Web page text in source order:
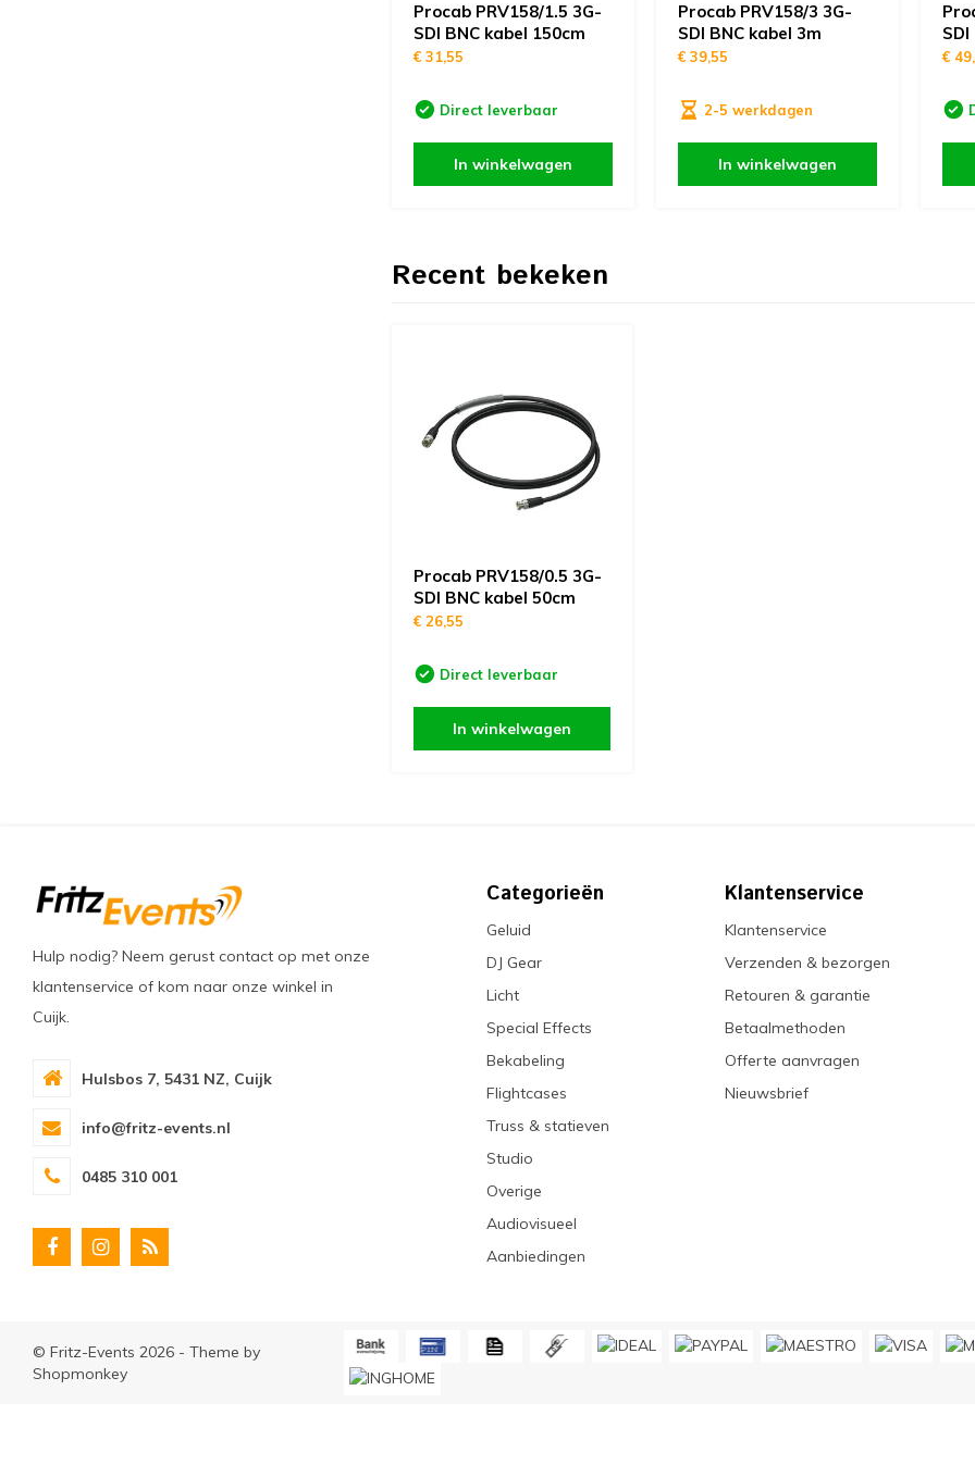
Procab PRV158/1.5 3G-
SDI BNC kabel 150cm
€ 31,55
Direct leverbaar
In winkelwagen
Procab PRV158/3 3G-
SDI BNC kabel 3m
€ 39,55
2-5 werkdagen
In winkelwagen
€
Recent bekeken
Procab PRV158/0.5 3G-
SDI BNC kabel 50cm
€ 26,55
Direct leverbaar
In winkelwagen
Hulp nodig? Neem gerust contact op met onze
klantenservice of kom naar onze winkel in
Cuijk.
Hulsbos 7, 5431 NZ, Cuijk
info@fritz-events.nl
0485 310 001
Categorieën
Geluid
DJ Gear
Licht
Special Effects
Bekabeling
Flightcases
Truss & statieven
Studio
Overige
Audiovisueel
Aanbiedingen
Klantenservice
Klantenservice
Verzenden & bezorgen
Retouren & garantie
Betaalmethoden
Offerte aanvragen
Nieuwsbrief
© Fritz-Events 2026 - Theme by
Shopmonkey